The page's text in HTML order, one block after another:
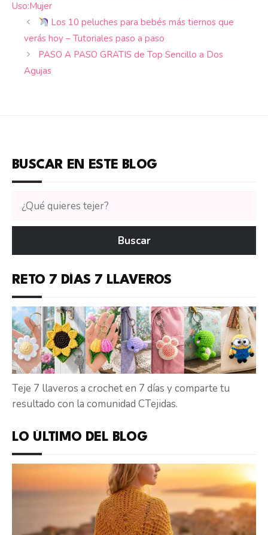
Uso:Mujer
Los 10 peluches para bebés más tiernos que
verás hoy – Tutoriales paso a paso
PASO A PASO GRATIS de Top Sencillo a Dos
Agujas
BUSCAR EN ESTE BLOG
Buscar
tutoriales
en
Buscar
RETO 7 DÍAS 7 LLAVEROS
Teje 7 llaveros a crochet en 7 días y comparte tu
resultado con la comunidad CTejidas.
LO ÚLTIMO DEL BLOG